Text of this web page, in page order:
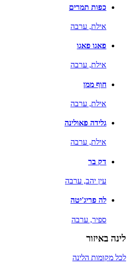
כפות תמרים
אילת, ערבה
פאגו פאגו
אילת, ערבה
חוף ממן
אילת, ערבה
גלידה פאולינה
אילת, ערבה
דק בר
עין יהב, ערבה
לה פריג'יטה
ספיר, ערבה
לינה באיזור
לכל מקומות הלינה